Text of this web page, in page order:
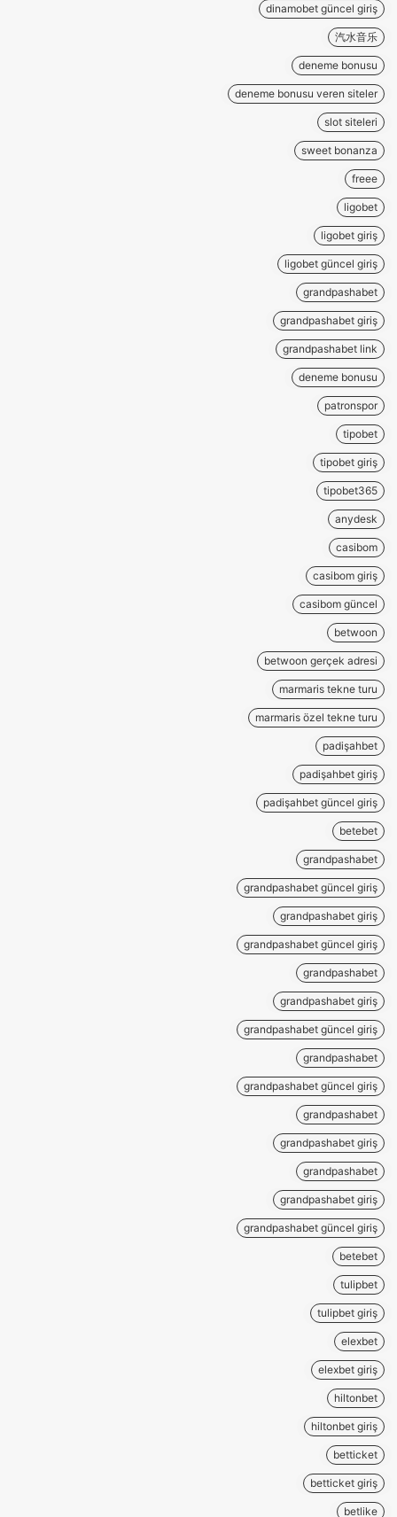
dinamobet güncel giriş
汽水音乐
deneme bonusu
deneme bonusu veren siteler
slot siteleri
sweet bonanza
freee
ligobet
ligobet giriş
ligobet güncel giriş
grandpashabet
grandpashabet giriş
grandpashabet link
deneme bonusu
patronspor
tipobet
tipobet giriş
tipobet365
anydesk
casibom
casibom giriş
casibom güncel
betwoon
betwoon gerçek adresi
marmaris tekne turu
marmaris özel tekne turu
padişahbet
padişahbet giriş
padişahbet güncel giriş
betebet
grandpashabet
grandpashabet güncel giriş
grandpashabet giriş
grandpashabet güncel giriş
grandpashabet
grandpashabet giriş
grandpashabet güncel giriş
grandpashabet
grandpashabet güncel giriş
grandpashabet
grandpashabet giriş
grandpashabet
grandpashabet giriş
grandpashabet güncel giriş
betebet
tulipbet
tulipbet giriş
elexbet
elexbet giriş
hiltonbet
hiltonbet giriş
betticket
betticket giriş
betlike